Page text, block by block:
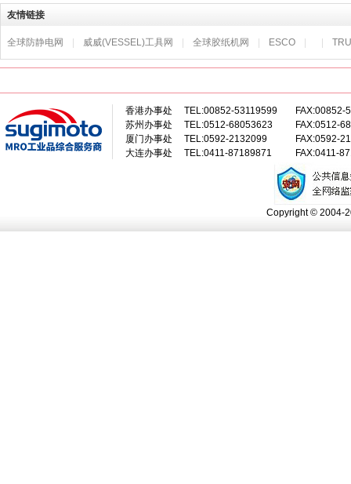
友情链接
全球防静电网 威威(VESSEL)工具网 全球胶纸机网 ESCO
香港办事处
苏州办事处
厦门办事处
大连办事处
TEL:00852-53119599
TEL:0512-68053623
TEL:0592-2132099
TEL:0411-87189871
FAX:00852-
FAX:0512-
FAX:0592-
FAX:0411-
Copyright © 2004-